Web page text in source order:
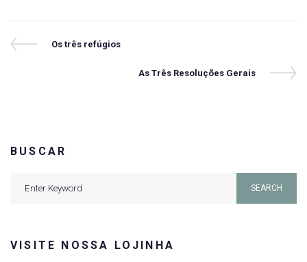
Navegação
Previous
Os três refúgios
Next
As Três Resoluções Gerais
BUSCAR
SEARCH
VISITE NOSSA LOJINHA